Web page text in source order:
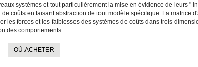
systèmes et tout particulièrement la mise en évidence de leurs "
coûts en faisant abstraction de tout modèle spécifique. La matrice
les forces et les faiblesses des systèmes de coûts dans trois
des comportements.
OÙ ACHETER